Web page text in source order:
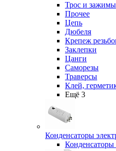
Трос и зажимы
Прочее
Цепь
Дюбеля
Крепеж
Заклепки
Цанги
Саморезы
Траверсы
Клей,
Ещё 3
Конденсаторы
Конденсаторы